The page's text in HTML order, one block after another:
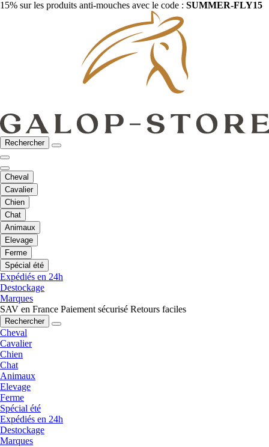
15% sur les produits anti-mouches avec le code : SUMMER-FLY15
Rechercher
Cheval
Cavalier
Chien
Chat
Animaux
Elevage
Ferme
Spécial été
Expédiés en 24h
Destockage
Marques
SAV en France Paiement sécurisé Retours faciles
Rechercher
Cheval
Cavalier
Chien
Chat
Animaux
Elevage
Ferme
Spécial été
Expédiés en 24h
Destockage
Marques